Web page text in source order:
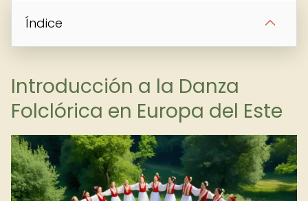
Índice
Introducción a la Danza
Folclórica en Europa del Este